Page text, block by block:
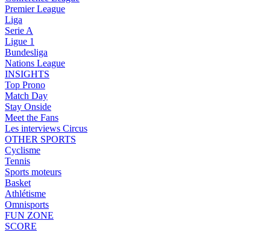
Premier League
Liga
Serie A
Ligue 1
Bundesliga
Nations League
INSIGHTS
Top Prono
Match Day
Stay Onside
Meet the Fans
Les interviews Circus
OTHER SPORTS
Cyclisme
Tennis
Sports moteurs
Basket
Athlétisme
Omnisports
FUN ZONE
SCORE